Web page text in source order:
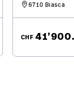
6710 Biasca
CHF